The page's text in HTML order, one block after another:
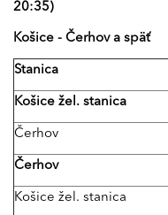
20:35)
Košice - Čerhov a späť
Stanica
Košice žel. stanica
Čerhov
Čerhov
Košice žel. stanica